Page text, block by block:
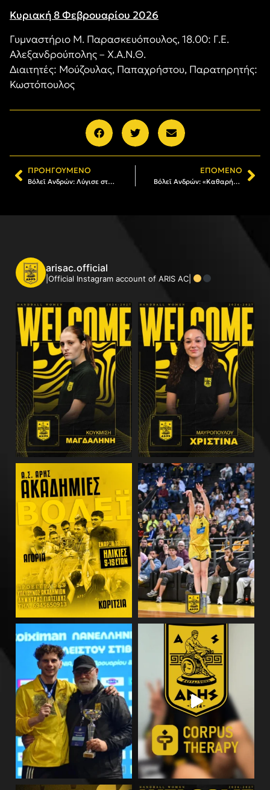
Κυριακή 8 Φεβρουαρίου 2026
Γυμναστήριο Μ. Παρασκευόπουλος, 18.00: Γ.Ε.
Αλεξανδρούπολης – Χ.Α.Ν.Θ.
Διαιτητές: Μούζουλας, Παπαχρήστου, Παρατηρητής:
Κωστόπουλος
ΠΡΟΗΓΟΎΜΕΝΟ
Βόλεϊ Ανδρών: Λύγισε στο τάι μπρέικ από τον πρωτοπόρο της Volley League, Μίλωνα
ΕΠΌΜΕΝΟ
Βόλεϊ Ανδρών: «Καθαρή» νίκη επί του Άθλου Ορεστιάδας (3-1) και παραμονή στην κορυφή
arisac.official
|Official Instagram account of ARIS AC|